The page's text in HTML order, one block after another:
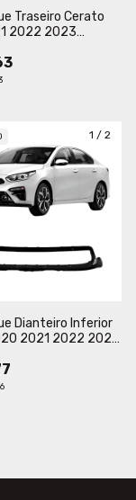
Traseiro Cerato
2022 2023
1 / 2
Dianteiro Inferior
2021 2022 2023